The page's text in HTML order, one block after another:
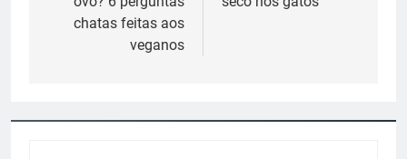
Postchatas feitas aos
veganos